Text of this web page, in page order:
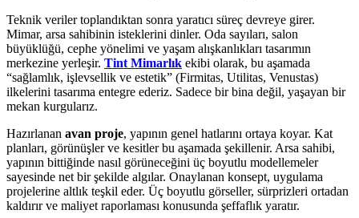
Teknik veriler toplandıktan sonra yaratıcı süreç devreye girer.
Mimar, arsa sahibinin isteklerini dinler. Oda sayıları, salon
büyüklüğü, cephe yönelimi ve yaşam alışkanlıkları tasarımın
merkezine yerleşir. Tint Mimarlık ekibi olarak, bu aşamada
“sağlamlık, işlevsellik ve estetik” (Firmitas, Utilitas, Venustas)
ilkelerini tasarıma entegre ederiz. Sadece bir bina değil, yaşayan bir
mekan kurgularız.
Hazırlanan avan proje, yapının genel hatlarını ortaya koyar. Kat
planları, görünüşler ve kesitler bu aşamada şekillenir. Arsa sahibi,
yapının bittiğinde nasıl görüneceğini üç boyutlu modellemeler
sayesinde net bir şekilde algılar. Onaylanan konsept, uygulama
projelerine altlık teşkil eder. Üç boyutlu görseller, sürprizleri ortadan
kaldırır ve maliyet raporlaması konusunda şeffaflık yaratır.